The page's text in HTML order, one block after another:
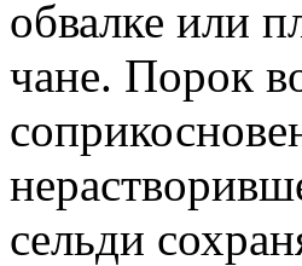
обвалке или
чане. Порок
сельди